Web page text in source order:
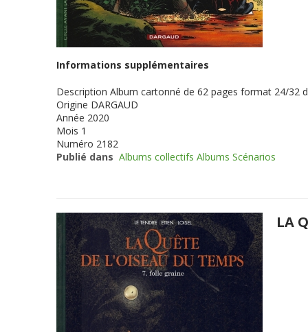
Informations supplémentaires
Description Album cartonné de 62 pages format 24/32
Origine DARGAUD
Année 2020
Mois 1
Numéro 2182
Publié dans Albums collectifs Albums Scénarios
LA